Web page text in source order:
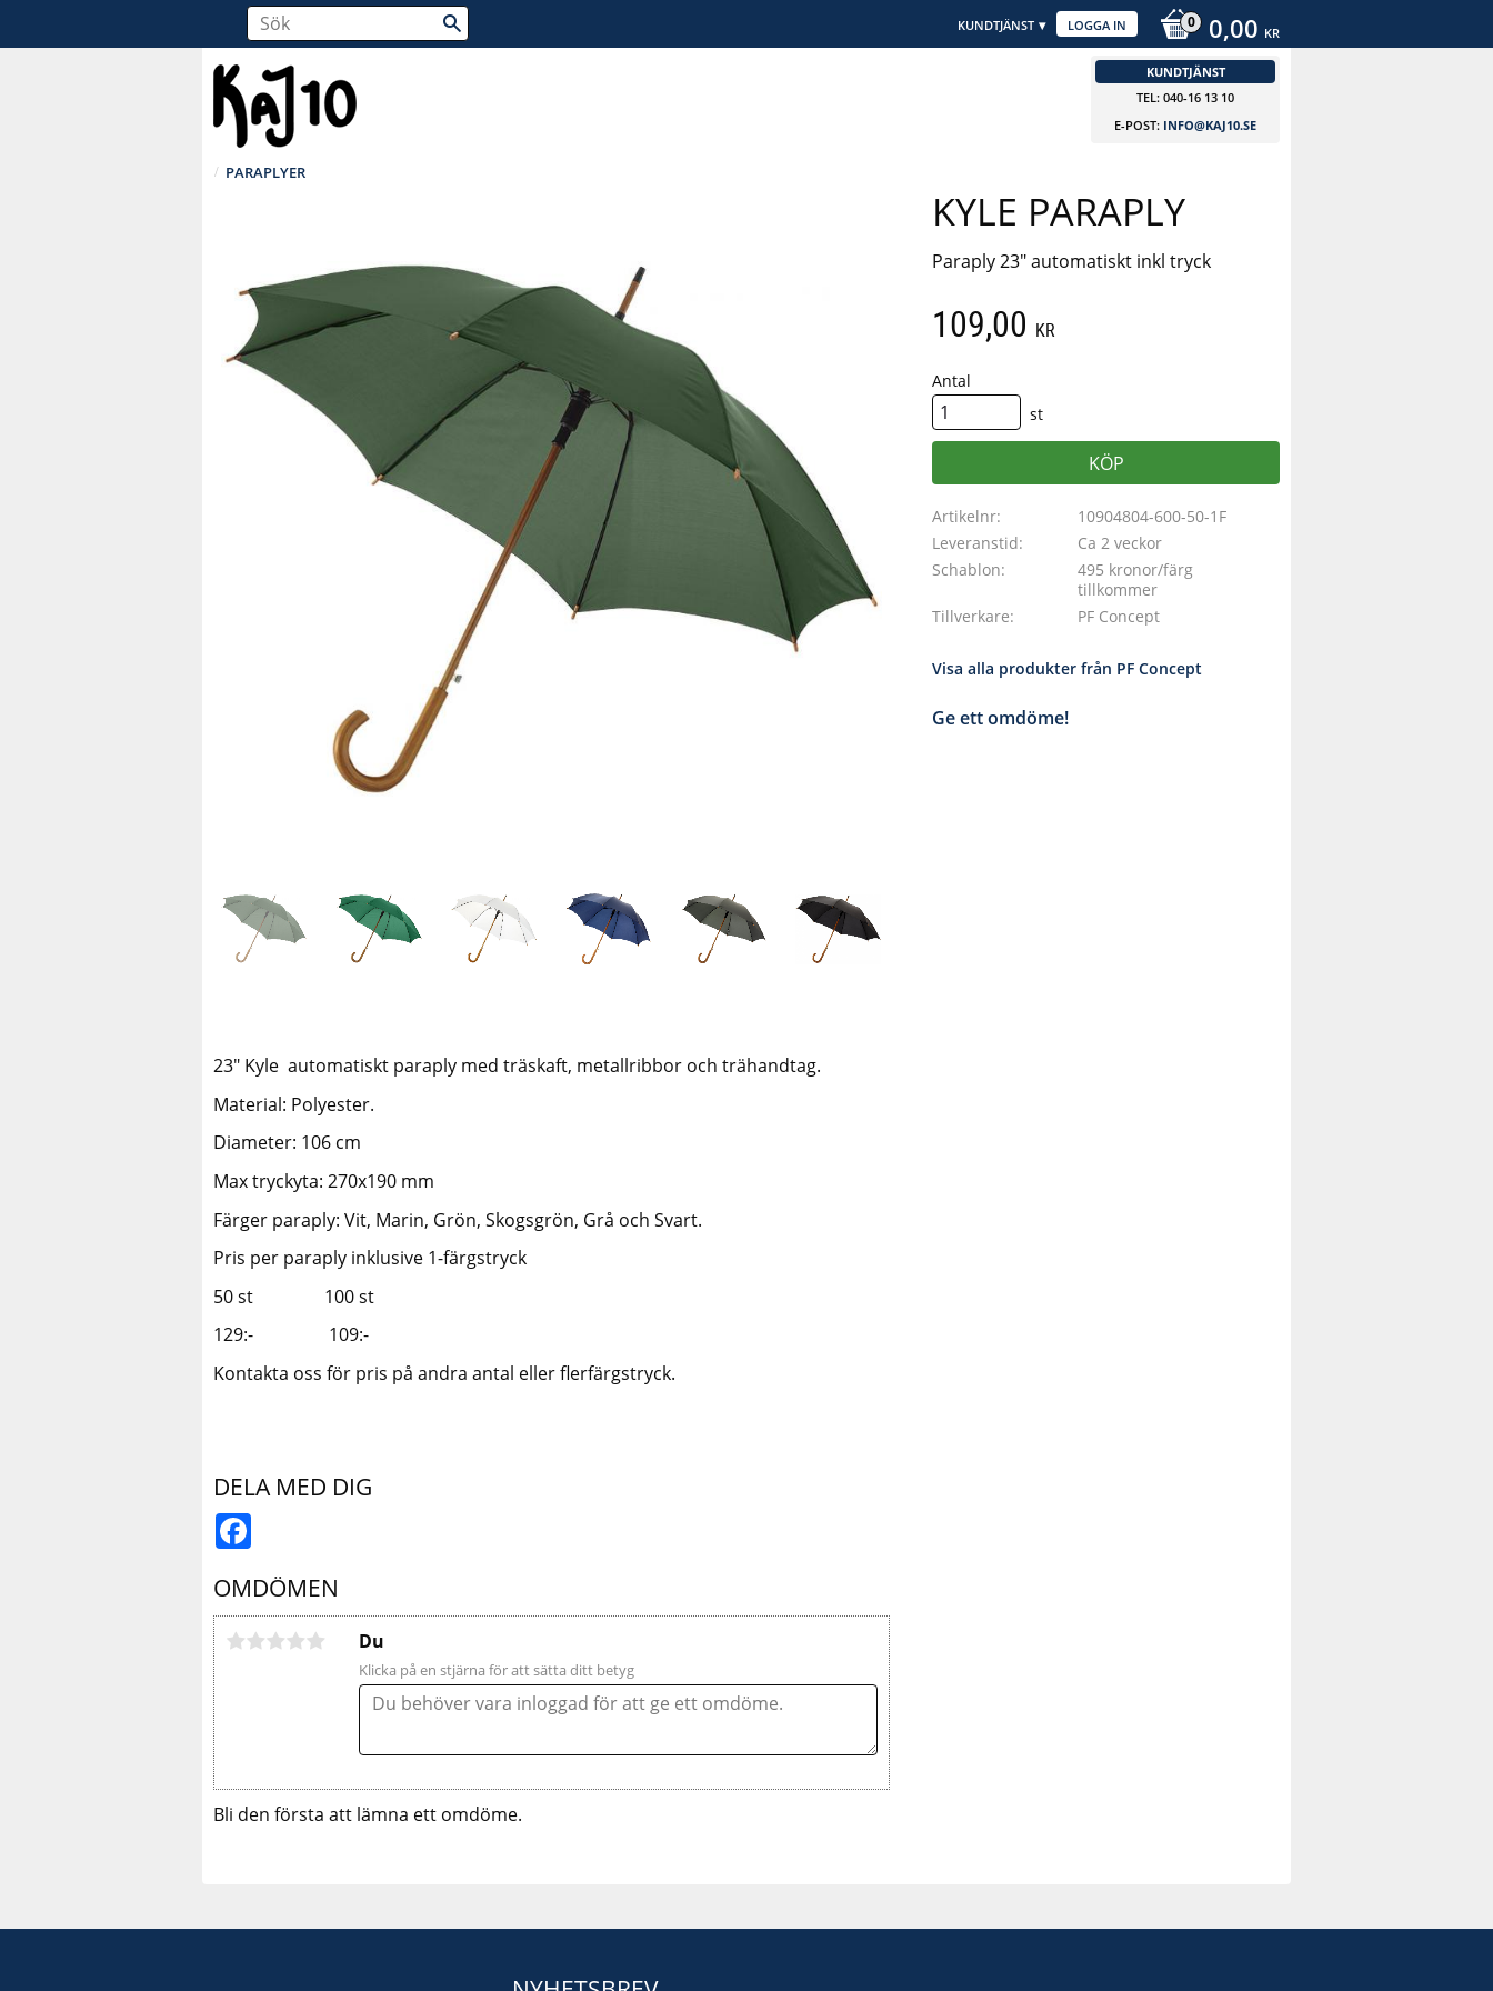
0,00 KR
LOGGA IN
KUNDTJÄNST
KUNDTJÄNST
TEL: 040-16 13 10
E-POST: INFO@KAJ10.SE
PARAPLYER
KYLE PARAPLY
Paraply 23" automatiskt inkl tryck
109,00 KR
Antal
st
KÖP
Artikelnr
10904804-600-50-1F
Leveranstid
Ca 2 veckor
Schablon
495 kronor/färg
tillkommer
Tillverkare
PF Concept
Visa alla produkter från PF Concept
Ge ett omdöme!
23" Kyle automatiskt paraply med träskaft, metallribbor och trähandtag.
Material: Polyester.
Diameter: 106 cm
Max tryckyta: 270x190 mm
Färger paraply: Vit, Marin, Grön, Skogsgrön, Grå och Svart.
Pris per paraply inklusive 1-färgstryck
50 st 100 st
129:- 109:-
Kontakta oss för pris på andra antal eller flerfärgstryck.
DELA MED DIG
OMDÖMEN
Du
Klicka på en stjärna för att sätta ditt betyg
Bli den första att lämna ett omdöme.